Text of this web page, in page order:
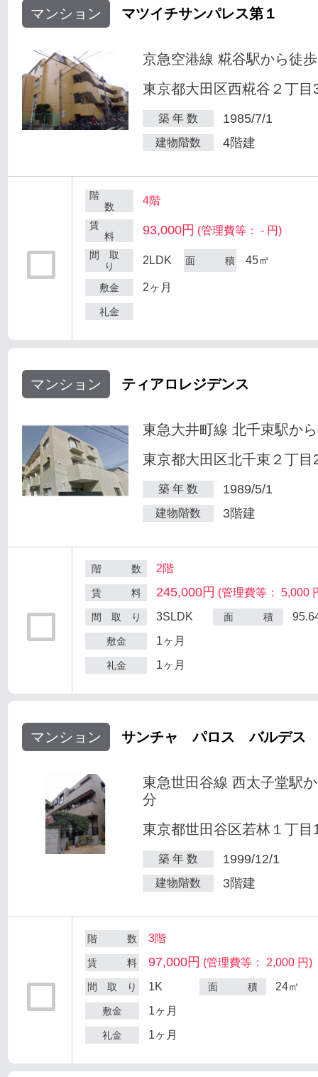
マンション マツイチサンパレス第１
京急空港線 糀谷駅から徒
東京都大田区西糀谷２丁目
築 年 数 1985/7/1
建物階数 4階建
階
数
4階
賃
料
93,000円 (管理費等： - 円)
間 取
り
2LDK 面 積 45㎡
敷金 2ヶ月
礼金
マンション ティアロレジデンス
東急大井町線 北千束駅か
東京都大田区北千束２丁目
築 年 数 1989/5/1
建物階数 3階建
階 数 2階
賃 料 245,000円 (管理費等： 5,000
間 取 り 3SLDK 面 積
敷金 1ヶ月
礼金 1ヶ月
マンション サンチャ パロス バルデス
東急世田谷線 西太子堂駅
分
東京都世田谷区若林１丁目
築 年 数 1999/12/1
建物階数 3階建
階 数 3階
賃 料 97,000円 (管理費等： 2,000 円)
間 取 り 1K 面 積 24㎡
敷金 1ヶ月
礼金 1ヶ月